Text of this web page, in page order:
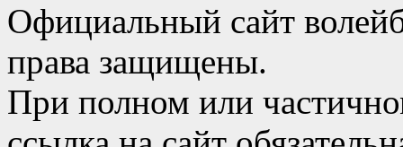
Официальный сайт
права защищены.
При полном или